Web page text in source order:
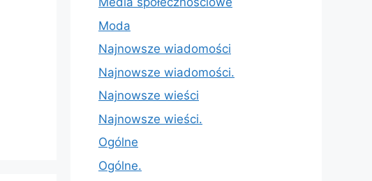
Moda
Najnowsze wiadomości
Najnowsze wiadomości.
Najnowsze wieści
Najnowsze wieści.
Ogólne
Ogólne.